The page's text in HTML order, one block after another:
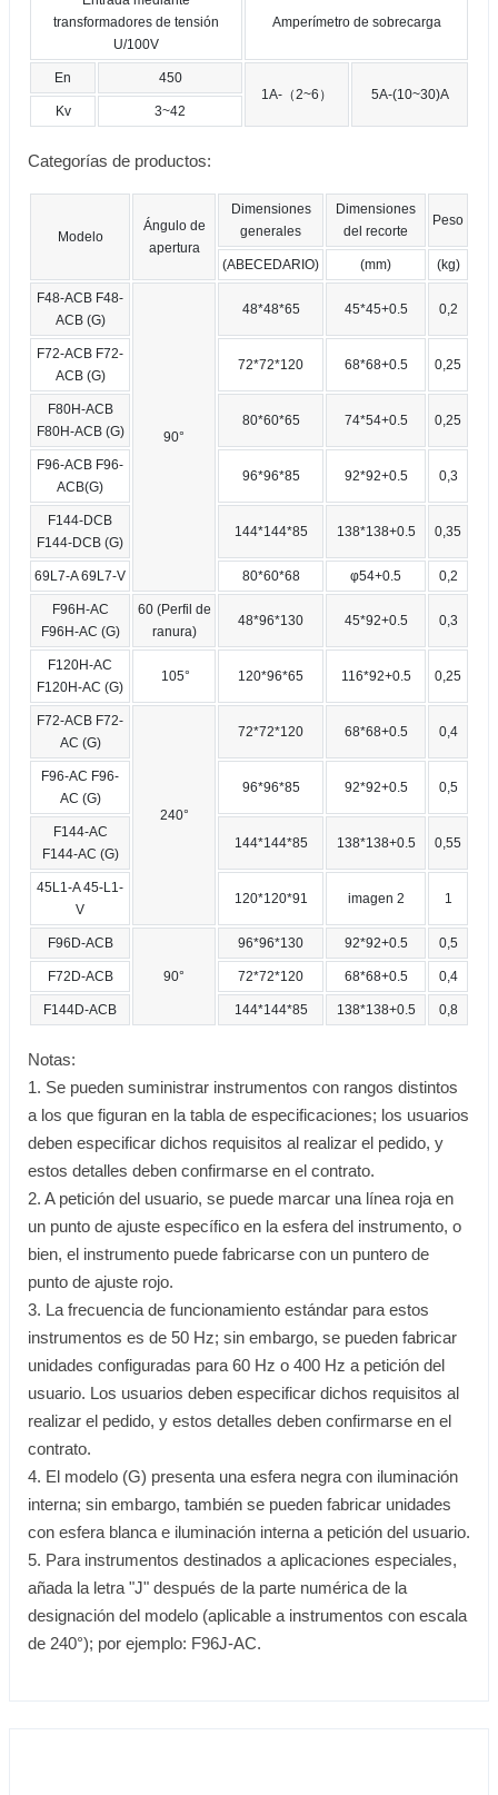
transformadores de tensión
U/100V
Amperímetro de sobrecarga
En
450
1A-（2~6）
5A-(10~30)A
Kv
3~42
Categorías de productos:
Modelo
Ángulo de
apertura
Dimensiones
generales
Dimensiones
del recorte
Peso
(ABECEDARIO) (mm) (kg)
F48-ACB F48-
ACB (G)
90°
48*48*65 45*45+0.5 0,2
F72-ACB F72-
ACB (G)
72*72*120 68*68+0.5 0,25
F80H-ACB
F80H-ACB (G)
80*60*65 74*54+0.5 0,25
F96-ACB F96-
ACB(G)
96*96*85 92*92+0.5 0,3
F144-DCB
F144-DCB (G)
144*144*85 138*138+0.5 0,35
69L7-A 69L7-V 80*60*68 φ54+0.5 0,2
F96H-AC
F96H-AC (G)
60 (Perfil de
ranura)
48*96*130 45*92+0.5 0,3
F120H-AC
F120H-AC (G)
105° 120*96*65 116*92+0.5 0,25
F72-ACB F72-
AC (G)
240°
72*72*120 68*68+0.5 0,4
F96-AC F96-
AC (G)
96*96*85 92*92+0.5 0,5
F144-AC
F144-AC (G)
144*144*85 138*138+0.5 0,55
45L1-A 45-L1-
V
120*120*91 imagen 2 1
F96D-ACB
90°
96*96*130 92*92+0.5 0,5
F72D-ACB 72*72*120 68*68+0.5 0,4
F144D-ACB 144*144*85 138*138+0.5 0,8
Notas:
1. Se pueden suministrar instrumentos con rangos distintos
a los que figuran en la tabla de especificaciones; los usuarios
deben especificar dichos requisitos al realizar el pedido, y
estos detalles deben confirmarse en el contrato.
2. A petición del usuario, se puede marcar una línea roja en
un punto de ajuste específico en la esfera del instrumento, o
bien, el instrumento puede fabricarse con un puntero de
punto de ajuste rojo.
3. La frecuencia de funcionamiento estándar para estos
instrumentos es de 50 Hz; sin embargo, se pueden fabricar
unidades configuradas para 60 Hz o 400 Hz a petición del
usuario. Los usuarios deben especificar dichos requisitos al
realizar el pedido, y estos detalles deben confirmarse en el
contrato.
4. El modelo (G) presenta una esfera negra con iluminación
interna; sin embargo, también se pueden fabricar unidades
con esfera blanca e iluminación interna a petición del usuario.
5. Para instrumentos destinados a aplicaciones especiales,
añada la letra "J" después de la parte numérica de la
designación del modelo (aplicable a instrumentos con escala
de 240°); por ejemplo: F96J-AC.